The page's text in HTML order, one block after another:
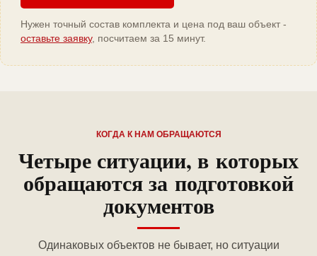
Нужен точный состав комплекта и цена под ваш объект -
оставьте заявку, посчитаем за 15 минут.
КОГДА К НАМ ОБРАЩАЮТСЯ
Четыре ситуации, в которых
обращаются за подготовкой
документов
Одинаковых объектов не бывает, но ситуации